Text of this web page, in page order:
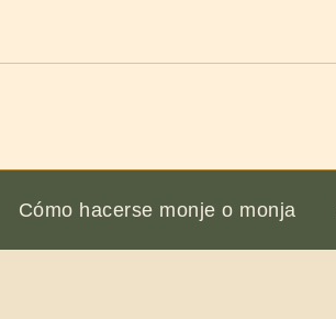
Cómo hacerse monje o monja